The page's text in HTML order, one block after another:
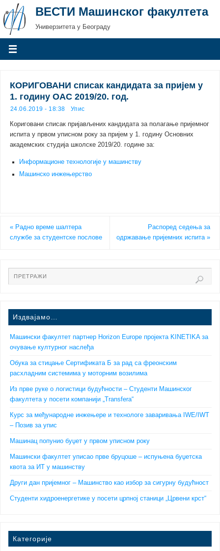
ВЕСТИ Машинског факултета
Универзитета у Београду
КОРИГОВАНИ списак кандидата за пријем у
1. годину ОАС 2019/20. год.
24.06.2019 - 18:38 Упис
Кориговани списак пријављених кандидата за полагање пријемног
испита у првом уписном року за пријем у 1. годину Основних
академских студија школске 2019/20. године за:
Информационе технологије у машинству
Машинско инжењерство
«Радно време шалтера
службе за студентске послове
Распоред седења за
одржавање пријемних испита»
Издвајамо…
Машински факултет партнер Horizon Europe пројекта KINETIKA за
очување културног наслеђа
Обука за стицање Сертификата Б за рад са фреонским
расхладним системима у моторним возилима
Из прве руке о логистици будућности – Студенти Машинског
факултета у посети компанији „Transfera“
Курс за међународне инжењере и технологе заваривања IWE/IWT
– Позив за упис
Машинац попунио буџет у првом уписном року
Машински факултет уписао прве бруцоше – испуњена буџетска
квота за ИТ у машинству
Други дан пријемног – Машинство као избор за сигурну будућност
Студенти хидроенергетике у посети црпној станици „Црвени крст“
Категорије